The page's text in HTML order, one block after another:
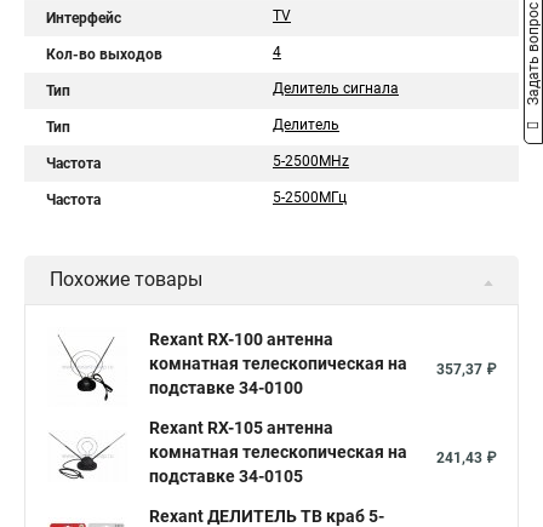
Интерфейс TV
Кол-во выходов 4
Тип Делитель сигнала
Тип Делитель
Частота 5-2500MHz
Частота 5-2500МГц
Похожие товары
Rexant RX-100 антенна
комнатная телескопическая на
подставке 34-0100
357,37 ₽
Rexant RX-105 антенна
комнатная телескопическая на
подставке 34-0105
241,43 ₽
Rexant ДЕЛИТЕЛЬ ТВ краб 5-
Задать вопрос